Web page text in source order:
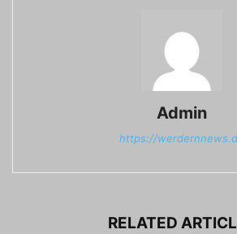
Admin
https://
RELATED